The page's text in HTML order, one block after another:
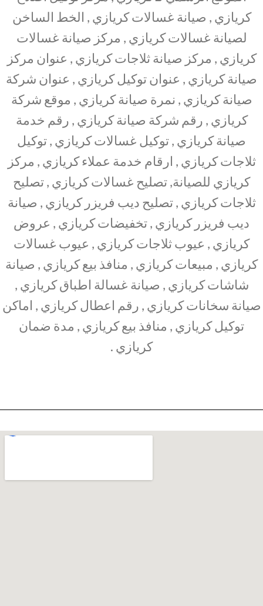
كريازي , صيانة غسالات كريازي , الخط الساخن
لصيانة غسالات كريازي , مركز صيانة غسالات
كريازي , مركز صيانة ثلاجات كريازي , عنوان مركز
صيانة كريازي , عنوان توكيل كريازي , عنوان شركة
صيانة كريازي , نمرة صيانة كريازي , موقع شركة
كريازي , رقم شركة صيانة كريازي , رقم خدمة
صيانة كريازي , توكيل غسالات كريازي , توكيل
ثلاجات كريازي , ارقام خدمة عملاء كريازي , مركز
كريازي للصيانة, تصليح غسالات كريازي , تصليح
ثلاجات كريازي , تصليح ديب فريزر كريازي , صيانة
ديب فريزر كريازي , تخفيضات كريازي , عروض
كريازي , عيوب ثلاجات كريازي , عيوب غسالات
كريازي , مبيعات كريازي , منافذ بيع كريازي , صيانة
شاشات كريازي , صيانة غسالة اطباق كريازي ,
صيانة سخانات كريازي , رقم اعطال كريازي , اماكن
توكيل كريازي , منافذ بيع كريازي , مدة ضمان
كريازي .